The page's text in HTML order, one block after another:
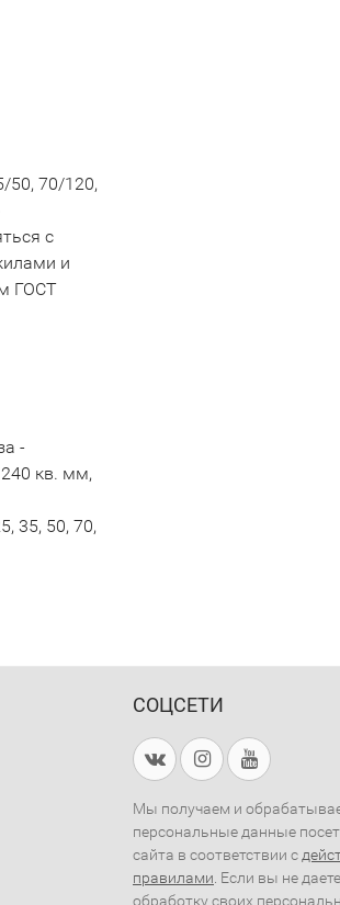
50, 70/120,
с
и
ГОСТ
-
кв. мм,
35, 50, 70,
СОЦСЕТИ
Мы получаем и
персональные данные
сайта в соответствии с
правилами . Если вы не
обработку своих